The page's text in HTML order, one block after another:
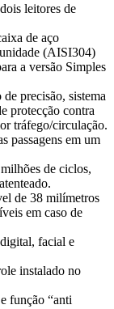
leitores de
de aço
(AISI304)
a versão Simples
precisão, sistema
protecção contra
tráfego/circulação.
passagens em um
de ciclos,
de 38 milímetros
em caso de
facial e
instalado no
função “anti